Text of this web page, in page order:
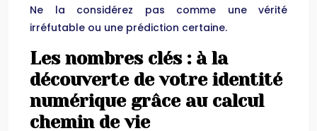
Ne la considérez pas comme une vérité
irréfutable ou une prédiction certaine.
Les nombres clés : à la
découverte de votre identité
numérique grâce au calcul
chemin de vie